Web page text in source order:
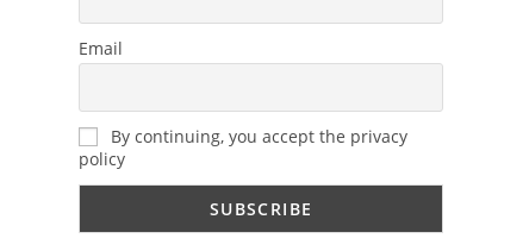
Email
By continuing, you accept the privacy
policy